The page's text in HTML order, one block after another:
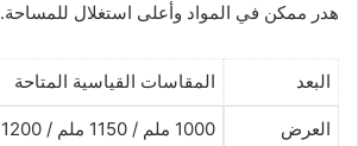
هدر ممكن في المواد وأعلى استغلال للمساحة.
البعد المقاسات القياسية المتاحة
العرض 1000 ملم / 1150 ملم / 1200 ملم